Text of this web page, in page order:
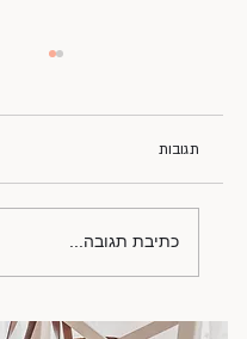
בגירסה המודרנית, או:
קרפצ'יו תפוחי עץ
תגובות
כתיבת תגובה...